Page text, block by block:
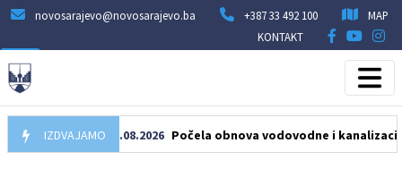
novosarajevo@novosarajevo.ba +387 33 492 100
MAP
KONTAKT
IZDVAJAMO
05.08.2026 Počela obnova vodovodne i kanalizacione